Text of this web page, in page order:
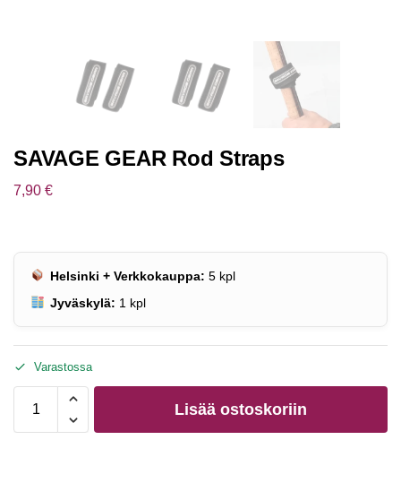
SAVAGE GEAR Rod Straps
7,90 €
Helsinki + Verkkokauppa: 5 kpl
Jyväskylä: 1 kpl
Varastossa
Lisää ostoskoriin